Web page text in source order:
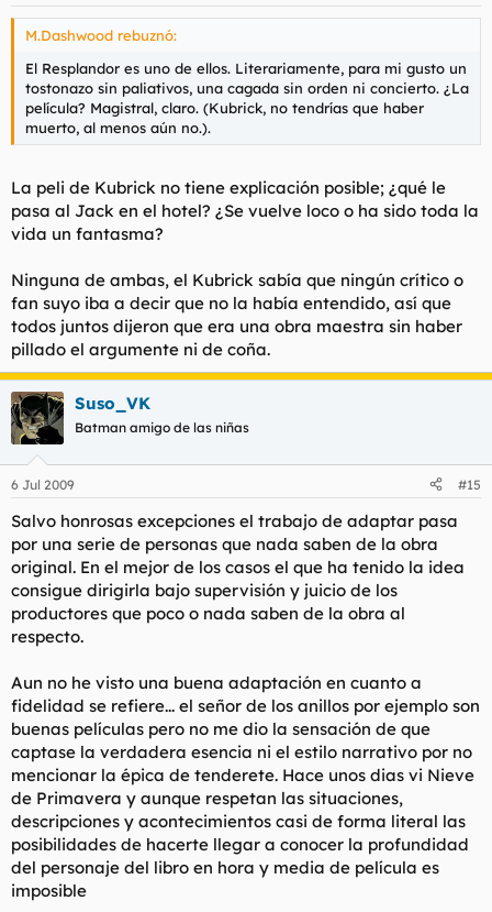
M.Dashwood rebuznó:
El Resplandor es uno de ellos. Literariamente, para mi gusto un
tostonazo sin paliativos, una cagada sin orden ni concierto. ¿La
película? Magistral, claro. (Kubrick, no tendrías que haber
muerto, al menos aún no.).
La peli de Kubrick no tiene explicación posible; ¿qué le
pasa al Jack en el hotel? ¿Se vuelve loco o ha sido toda la
vida un fantasma?
Ninguna de ambas, el Kubrick sabía que ningún crítico o
fan suyo iba a decir que no la había entendido, así que
todos juntos dijeron que era una obra maestra sin haber
pillado el argumente ni de coña.
Suso_VK
Batman amigo de las niñas
6 Jul 2009 #15
Salvo honrosas excepciones el trabajo de adaptar pasa
por una serie de personas que nada saben de la obra
original. En el mejor de los casos el que ha tenido la idea
consigue dirigirla bajo supervisión y juicio de los
productores que poco o nada saben de la obra al
respecto.
Aun no he visto una buena adaptación en cuanto a
fidelidad se refiere... el señor de los anillos por ejemplo son
buenas películas pero no me dio la sensación de que
captase la verdadera esencia ni el estilo narrativo por no
mencionar la épica de tenderete. Hace unos dias vi Nieve
de Primavera y aunque respetan las situaciones,
descripciones y acontecimientos casi de forma literal las
posibilidades de hacerte llegar a conocer la profundidad
del personaje del libro en hora y media de película es
imposible